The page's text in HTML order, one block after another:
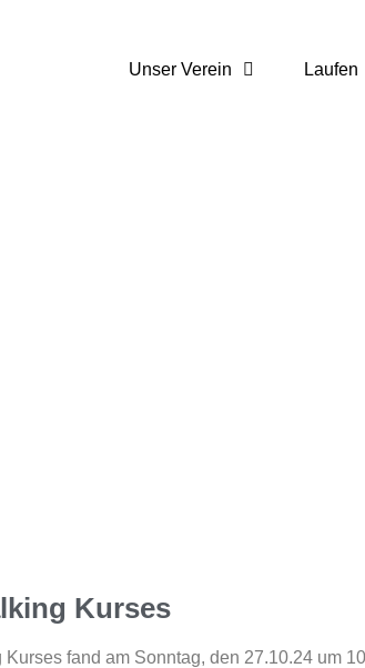
Unser Verein Laufen
Kurses
fand am Sonntag, den 27.10.24 um